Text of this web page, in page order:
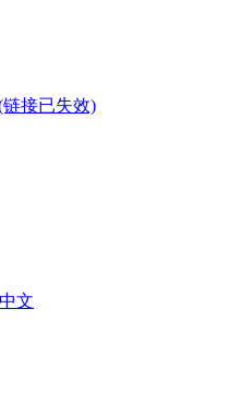
接已失效)
文